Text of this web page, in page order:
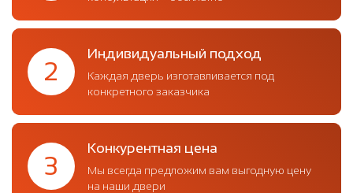
2
Индивидуальный подход
Каждая дверь изготавливается под
конкретного заказчика
3
Конкурентная цена
Мы всегда предложим вам выгодную цену
на наши двери